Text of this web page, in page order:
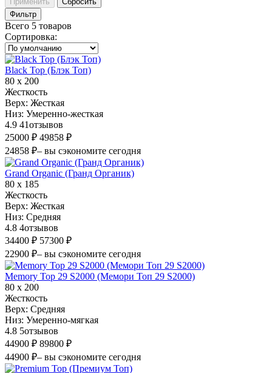
Фильтр
Всего 5 товаров
Сортировка:
Black Top (Блэк Топ)
80 х 200
Жесткость
Верх: Жесткая
Низ: Умеренно-жесткая
4.9 41отзывов
25000 ₽ 49858 ₽
24858 ₽– вы сэкономите сегодня
Grand Organic (Гранд Органик)
80 х 185
Жесткость
Верх: Жесткая
Низ: Средняя
4.8 4отзывов
34400 ₽ 57300 ₽
22900 ₽– вы сэкономите сегодня
Memory Top 29 S2000 (Мемори Топ 29 S2000)
80 х 200
Жесткость
Верх: Средняя
Низ: Умеренно-мягкая
4.8 5отзывов
44900 ₽ 89800 ₽
44900 ₽– вы сэкономите сегодня